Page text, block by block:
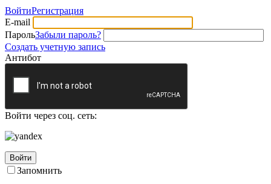
ВойтиРегистрация
E-mail
ПарольЗабыли пароль?
Создать учетную запись
Антибот
Войти через соц. сеть:
Войти
Запомнить